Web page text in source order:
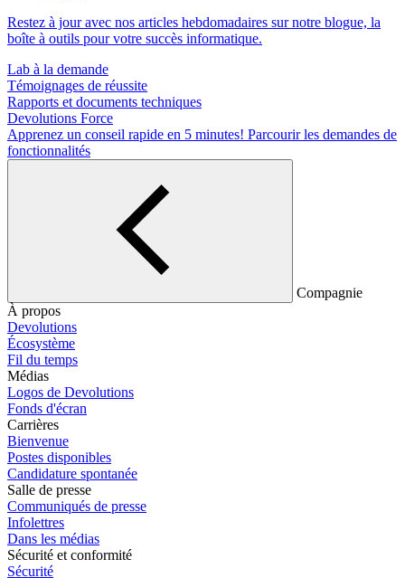
Restez à jour avec nos articles hebdomadaires sur notre blogue, la
boîte à outils pour votre succès informatique.
Lab à la demande
Témoignages de réussite
Rapports et documents techniques
Devolutions Force
Apprenez un conseil rapide en 5 minutes! Parcourir les demandes de
fonctionnalités
Compagnie
À propos
Devolutions
Écosystème
Fil du temps
Médias
Logos de Devolutions
Fonds d'écran
Carrières
Bienvenue
Postes disponibles
Candidature spontanée
Salle de presse
Communiqués de presse
Infolettres
Dans les médias
Sécurité et conformité
Sécurité